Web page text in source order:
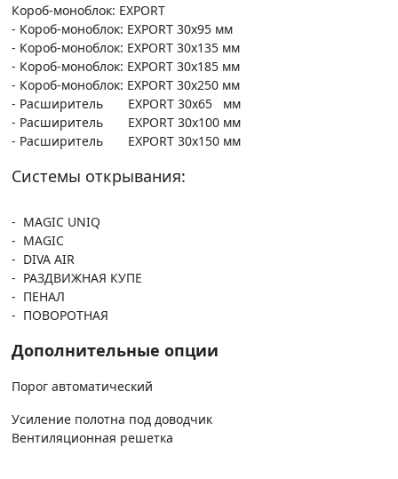
Короб-моноблок: EXPORT
- Короб-моноблок: EXPORT 30х95 мм
- Короб-моноблок: EXPORT 30х135 мм
- Короб-моноблок: EXPORT 30х185 мм
- Короб-моноблок: EXPORT 30х250 мм
- Расширитель EXPORT 30х65 мм
- Расширитель EXPORT 30х100 мм
- Расширитель EXPORT 30х150 мм
Системы открывания:
- MAGIC UNIQ
- MAGIC
- DIVA AIR
- РАЗДВИЖНАЯ КУПЕ
- ПЕНАЛ
- ПОВОРОТНАЯ
Дополнительные опции
Порог автоматический
Усиление полотна под доводчик
Вентиляционная решетка